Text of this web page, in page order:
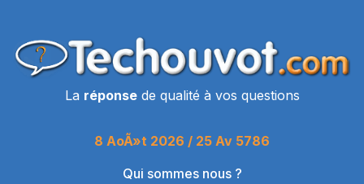
La réponsede qualité à vos questions
8 AoÃ»t 2026 / 25 Av 5786
Qui sommes nous ?